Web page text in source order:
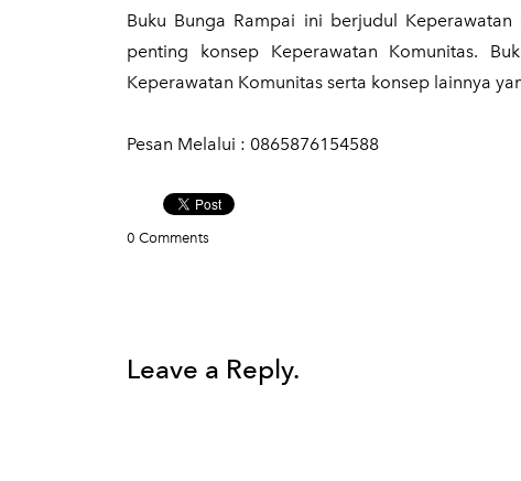
Buku Bunga Rampai ini berjudul
penting konsep Keperawatan Komunitas.
Keperawatan Komunitas serta konsep lainnya
Pesan Melalui : 0865876154588
0 Comments
Leave a Reply.